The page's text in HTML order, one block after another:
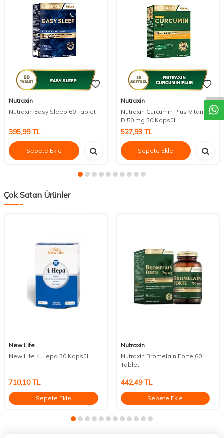
DESTEK
Nutraxin
Nutraxin Easy Sleep 60 Tablet
395,99TL
Sepete Ekle
Nutraxin
Nutraxin Curcumin Plus Vitamin
D 50 mg 30 Kapsül
527,93TL
Sepete Ekle
Çok Satan Ürünler
New Life
New Life 4 Hepa 30 Kapsül
710,10TL
Sepete Ekle
Nutraxin
Nutraxin Bromelain Forte 60
Tablet
442,49TL
Sepete Ekle